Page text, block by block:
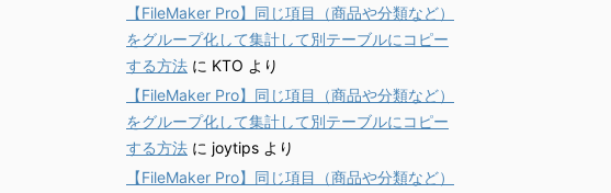
【FileMaker Pro】同じ項目（商品や分類など）
をグループ化して集計して別テーブルにコピー
する方法 に KTO より
【FileMaker Pro】同じ項目（商品や分類など）
をグループ化して集計して別テーブルにコピー
する方法 に joytips より
【FileMaker Pro】同じ項目（商品や分類など）